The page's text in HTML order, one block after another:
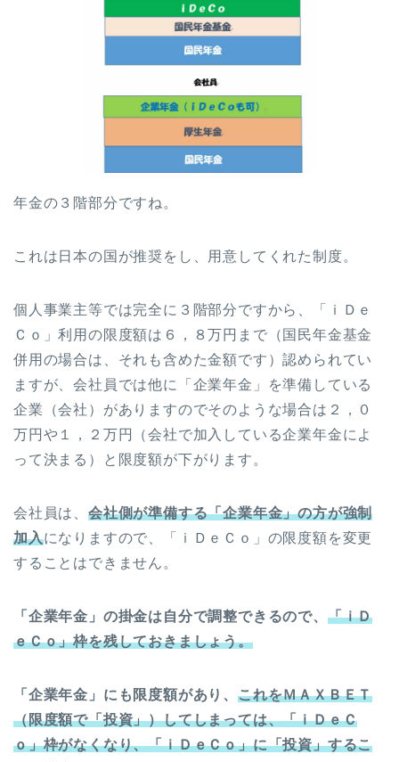
年金の３階部分ですね。
これは日本の国が推奨をし、用意してくれた制度。
個人事業主等では完全に３階部分ですから、「ｉＤｅ
Ｃｏ」利用の限度額は６，８万円まで（国民年金基金
併用の場合は、それも含めた金額です）認められてい
ますが、会社員では他に「企業年金」を準備している
企業（会社）がありますのでそのような場合は２，０
万円や１，２万円（会社で加入している企業年金によ
って決まる）と限度額が下がります。
会社員は、 会社側が準備する「企業年金」の方が強制
加入になりますので、「ｉＤｅＣｏ」の限度額を変更
することはできません。
「企業年金」の掛金は自分で調整できるので、 「ｉＤ
ｅＣｏ」枠を残しておきましょう。
「企業年金」にも限度額があり、 これをＭＡＸＢＥＴ
（限度額で「投資」）してしまっては、「ｉＤｅＣ
ｏ」枠がなくなり、「ｉＤｅＣｏ」に「投資」するこ